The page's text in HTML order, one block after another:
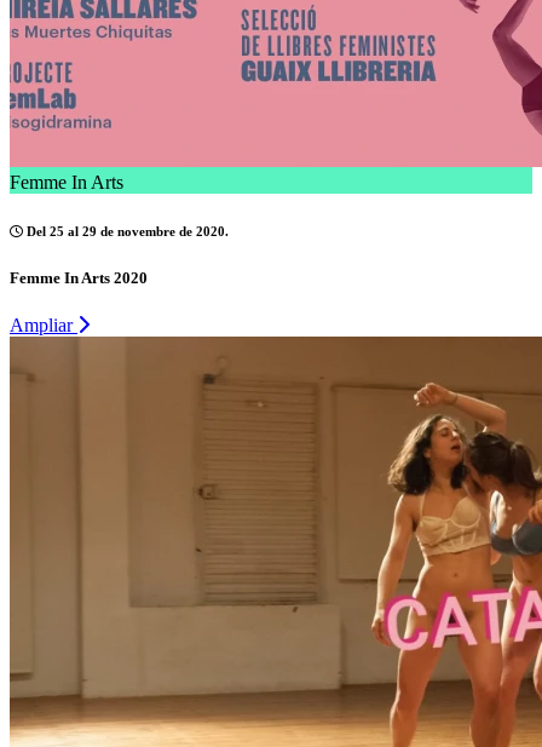
Femme In Arts
Del 25 al 29 de novembre de 2020.
Femme In Arts 2020
Ampliar